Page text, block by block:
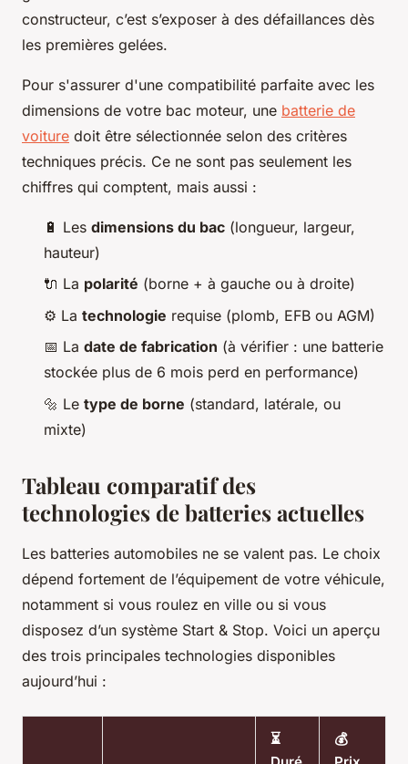
constructeur, c’est s’exposer à des défaillances dès
les premières gelées.
Pour s'assurer d'une compatibilité parfaite avec les
dimensions de votre bac moteur, une batterie de
voiture doit être sélectionnée selon des critères
techniques précis. Ce ne sont pas seulement les
chiffres qui comptent, mais aussi :
🔋 Les dimensions du bac (longueur, largeur,
hauteur)
🔌 La polarité (borne + à gauche ou à droite)
⚙️ La technologie requise (plomb, EFB ou AGM)
📅 La date de fabrication (à vérifier : une batterie
stockée plus de 6 mois perd en performance)
🔩 Le type de borne (standard, latérale, ou
mixte)
Tableau comparatif des
technologies de batteries actuelles
Les batteries automobiles ne se valent pas. Le choix
dépend fortement de l’équipement de votre véhicule,
notamment si vous roulez en ville ou si vous
disposez d’un système Start & Stop. Voici un aperçu
des trois principales technologies disponibles
aujourd’hui :
⏳
💰